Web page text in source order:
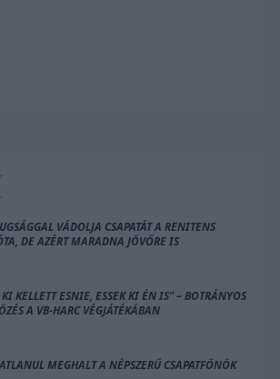
VÁDOLJA CSAPATÁT A RENITENS
DE AZÉRT MARADNA JÖVŐRE IS
KELLETT ESNIE, ESSEK KI ÉN IS” – BOTRÁNYOS
A VB-HARC VÉGJÁTÉKÁBAN
MEGHALT A NÉPSZERŰ CSAPATFŐNÖK